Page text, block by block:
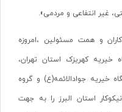
غیر انتفاعی و مردمی».
و همت مسئولین ،امروزه
کهریزک استان تهران،
خیریه جوادالائمه(ع) و گروه
استان البرز را به جهت